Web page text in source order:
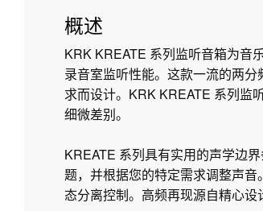
概述
KRK KREATE 系列监听音箱为音
录音室监听性能。这款一流的两
求而设计。KRK KREATE 系列监
细微差别。
KREATE 系列具有实用的声学边
题，并根据您的特定需求调整声
态分离控制。高频再现源自精心设